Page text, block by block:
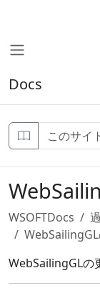
Docs
WSOFTDocs
WebSailingGLの